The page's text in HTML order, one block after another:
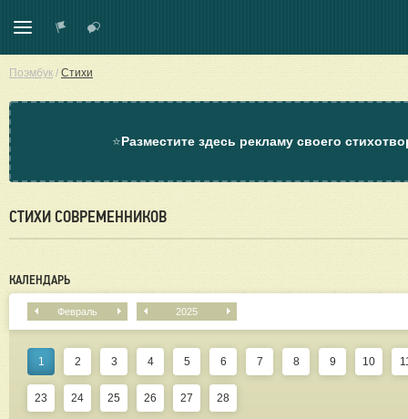
Поэмбук / Стихи
⭐Разместите здесь рекламу своего
СТИХИ СОВРЕМЕННИКОВ
КАЛЕНДАРЬ
Февраль 2025
1 2 3 4 5 6 7 8 9 10
23 24 25 26 27 28